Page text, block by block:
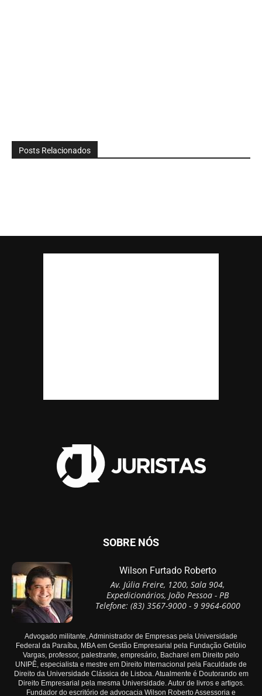
Posts Relacionados
SOBRE NÓS
Wilson Furtado Roberto
Av. Júlia Freire, 1200, Sala 904,
Expedicionários, João Pessoa - PB
Telefone: (83) 3567-9000 - 9 9964-6000
Advogado militante, Administrador de Empresas pela Universidade
Federal da Paraíba, MBA em Gestão Empresarial pela Fundação Getúlio
Vargas, professor, palestrante, empresário, Bacharel em Direito pelo
UNIPÊ, especialista e mestre em Direito Internacional pela Faculdade de
Direito da Universidade Clássica de Lisboa. Atualmente é Doutorando em
Direito Empresarial pela mesma Universidade. Autor de livros e artigos.
Fundador do escritório de advocacia Wilson Roberto Assessoria e